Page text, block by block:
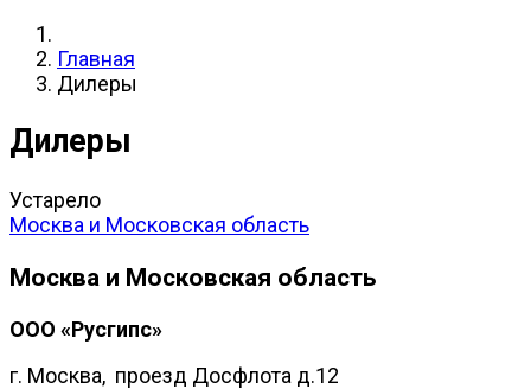
Главная
Дилеры
Дилеры
Устарело
Москва и Московская область
Москва и Московская область
ООО «Русгипс»
г. Москва, проезд Досфлота д.12